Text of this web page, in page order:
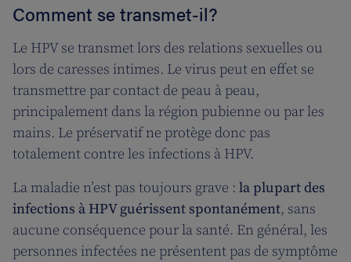
Comment se transmet-il?
Le HPV se transmet lors des relations sexuelles ou
lors de caresses intimes. Le virus peut en effet se
transmettre par contact de peau à peau,
principalement dans la région pubienne ou par les
mains. Le préservatif ne protège donc pas
totalement contre les infections à HPV.
La maladie n’est pas toujours grave : la plupart des
infections à HPV guérissent spontanément, sans
aucune conséquence pour la santé. En général, les
personnes infectées ne présentent pas de symptôme